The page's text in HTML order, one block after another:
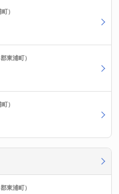
）
東浦町）
）
東浦町）